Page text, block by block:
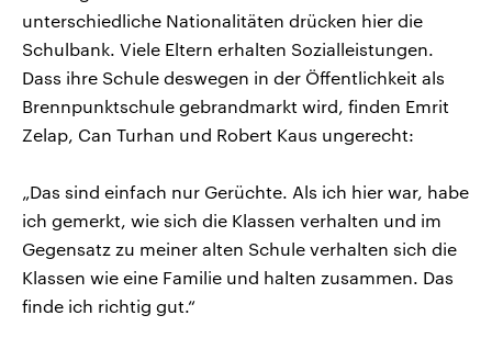
unterschiedliche Nationalitäten drücken hier die
Schulbank. Viele Eltern erhalten Sozialleistungen.
Dass ihre Schule deswegen in der Öffentlichkeit als
Brennpunktschule gebrandmarkt wird, finden Emrit
Zelap, Can Turhan und Robert Kaus ungerecht:
„Das sind einfach nur Gerüchte. Als ich hier war, habe
ich gemerkt, wie sich die Klassen verhalten und im
Gegensatz zu meiner alten Schule verhalten sich die
Klassen wie eine Familie und halten zusammen. Das
finde ich richtig gut.“